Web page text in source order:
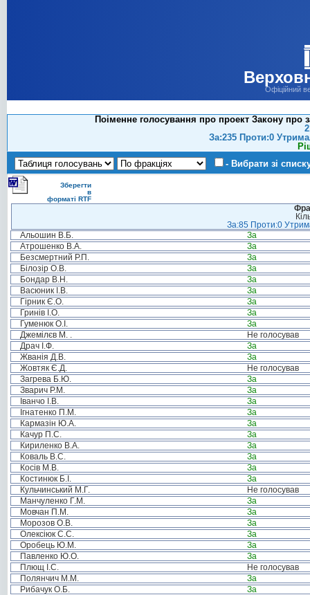
Офіційний
Поіменне голосування про проект Закону про
За:235 Проти:0
- Вибрати зі
Зберегти
в
форматі RTF
За:85 Проти:0
Альошин В.Б.
За
Атрошенко В.А.
За
Безсмертний Р.П.
За
Білозір О.В.
За
Бондар В.Н.
За
Васюник І.В.
За
Гірник Є.О.
За
Гринів І.О.
За
Гуменюк О.І.
За
Джемілєв М. .
Не голосував
Драч І.Ф.
За
Жванія Д.В.
За
Жовтяк Є.Д.
Не голосував
Загрева Б.Ю.
За
Зварич Р.М.
За
Іванчо І.В.
За
Ігнатенко П.М.
За
Кармазін Ю.А.
За
Качур П.С.
За
Кириленко В.А.
За
Коваль В.С.
За
Косів М.В.
За
Костинюк Б.І.
За
Кульчинський М.Г.
Не голосував
Манчуленко Г.М.
За
Мовчан П.М.
За
Морозов О.В.
За
Олексіюк С.С.
За
Оробець Ю.М.
За
Павленко Ю.О.
За
Плющ І.С.
Не голосував
Полянчич М.М.
За
Рибачук О.Б.
За